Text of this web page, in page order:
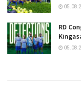
RD